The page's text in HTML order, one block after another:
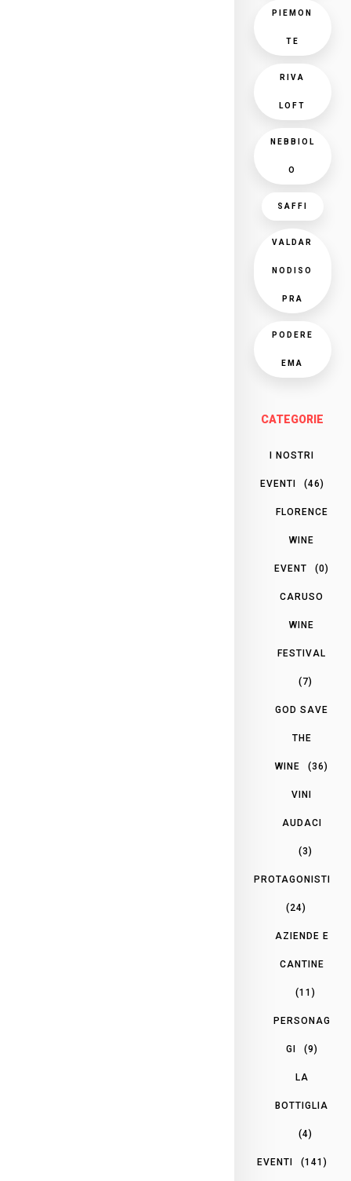
PIEMON
TE
RIVA
LOFT
NEBBIOL
O
SAFFI
VALDAR
NODISO
PRA
PODERE
EMA
CATEGORIE
I NOSTRI
EVENTI (46)
FLORENCE
WINE
EVENT (0)
CARUSO
WINE
FESTIVAL
(7)
GOD SAVE
THE
WINE (36)
VINI
AUDACI
(3)
PROTAGONISTI
(24)
AZIENDE E
CANTINE
(11)
PERSONAG
GI (9)
LA
BOTTIGLIA
(4)
EVENTI (141)